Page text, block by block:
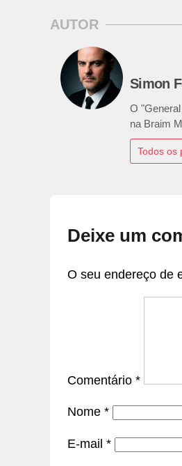
AUTOR
Simon
O
na Braim
Todos os
Deixe um
O seu endereço de
Comentário *
Nome *
E-mail *